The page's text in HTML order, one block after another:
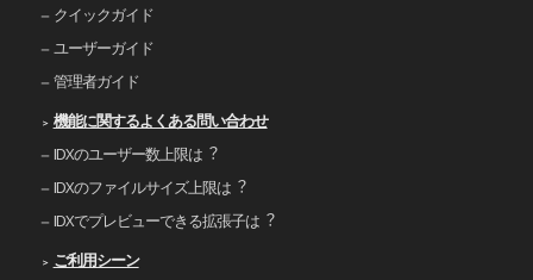
クイックガイド
ユーザーガイド
管理者ガイド
機能に関するよくある問い合わせ
IDXのユーザー数上限は︖
IDXのファイルサイズ上限は︖
IDXでプレビューできる拡張⼦は︖
ご利⽤シーン